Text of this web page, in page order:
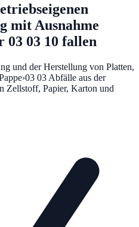
mit Ausnahme
03 03 10 fallen
und der Herstellung von Platten,
›03 03 Abfälle aus der
Zellstoff, Papier, Karton und